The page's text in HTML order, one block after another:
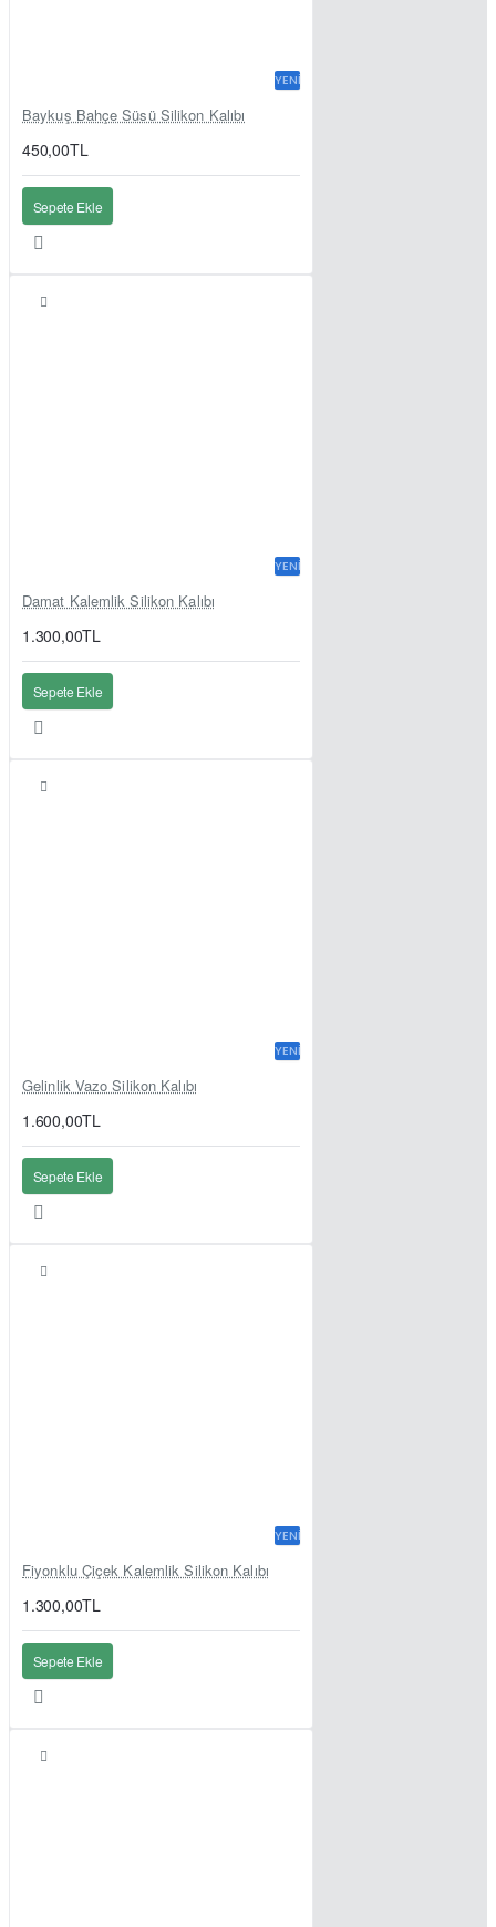
YENI
Baykuş Bahçe Süsü Silikon Kalıbı
450,00TL
Sepete Ekle
YENI
Damat Kalemlik Silikon Kalıbı
1.300,00TL
Sepete Ekle
YENI
Gelinlik Vazo Silikon Kalıbı
1.600,00TL
Sepete Ekle
YENI
Fiyonklu Çiçek Kalemlik Silikon Kalıbı
1.300,00TL
Sepete Ekle